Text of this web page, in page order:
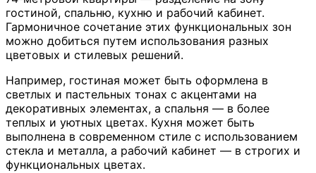
гостиной, спальню, кухню и рабочий кабинет.
Гармоничное сочетание этих функциональных зон
можно добиться путем использования разных
цветовых и стилевых решений.
Например, гостиная может быть оформлена в
светлых и пастельных тонах с акцентами на
декоративных элементах, а спальня — в более
теплых и уютных цветах. Кухня может быть
выполнена в современном стиле с использованием
стекла и металла, а рабочий кабинет — в строгих и
функциональных цветах.